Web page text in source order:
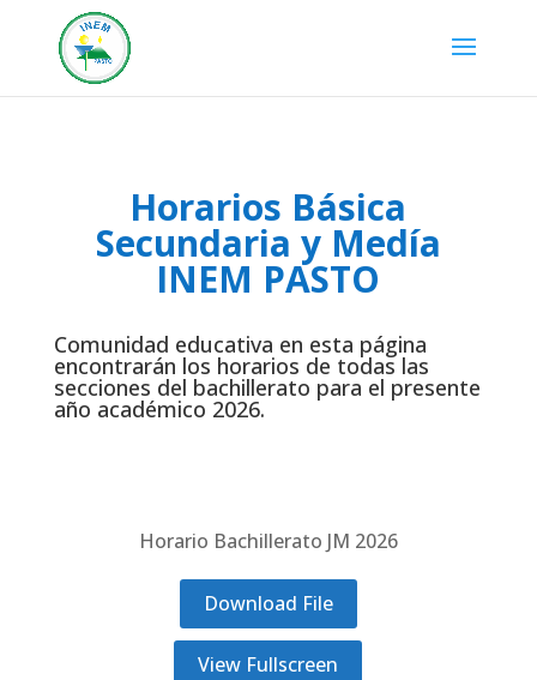
Horarios Básica
Secundaria y Medía
INEM PASTO
Comunidad educativa en esta página
encontrarán los horarios de todas las
secciones del bachillerato para el presente
año académico 2026.
Horario Bachillerato JM 2026
Download File
View Fullscreen